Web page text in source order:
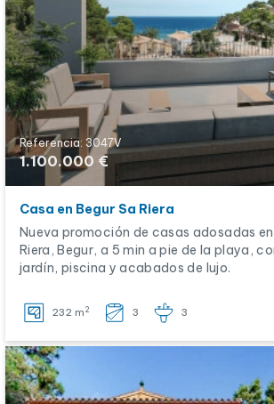
Referencia: 3047V
1.100.000 €
Casa en Begur Sa Riera
Nueva promoción de casas adosadas
Riera, Begur, a 5 min a pie de la playa,
jardín, piscina y acabados de lujo.
232 m 2 3 3